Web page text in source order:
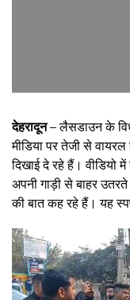
देहरादून –लैसडाउन के
मीडिया पर तेजी से
दिखाई दे रहे हैं। वीडियो
अपनी गाड़ी से बाहर
की बात कह रहे हैं। यह